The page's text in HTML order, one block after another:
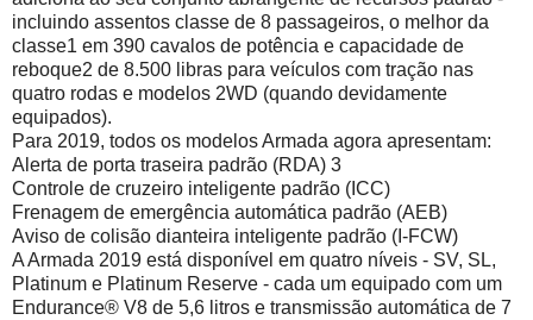
incluindo assentos classe de 8 passageiros, o melhor da
classe1 em 390 cavalos de potência e capacidade de
reboque2 de 8.500 libras para veículos com tração nas
quatro rodas e modelos 2WD (quando devidamente
equipados).
Para 2019, todos os modelos Armada agora apresentam:
Alerta de porta traseira padrão (RDA) 3
Controle de cruzeiro inteligente padrão (ICC)
Frenagem de emergência automática padrão (AEB)
Aviso de colisão dianteira inteligente padrão (I-FCW)
A Armada 2019 está disponível em quatro níveis - SV, SL,
Platinum e Platinum Reserve - cada um equipado com um
Endurance® V8 de 5,6 litros e transmissão automática de 7